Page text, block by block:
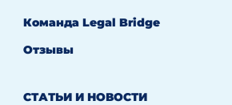
Команда Legal Bridge
Отзывы
СТАТЬИ И НОВОСТИ